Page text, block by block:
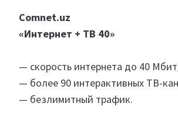
Comnet.uz
«Интернет + ТВ 40»
— скорость интернета до 40
— более 90 интерактивных ТВ-
— безлимитный трафик.